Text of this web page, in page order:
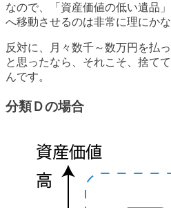
なので、「資産価値の低い遺品
へ移動させるのは非常に理にか
反対に、月々数千～数万円を払
と思ったなら、それこそ、捨て
んです。
分類Ｄの場合